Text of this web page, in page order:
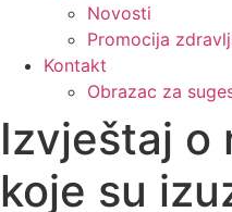
Novosti
Promocija
Kontakt
Obrazac za
Izvještaj o
koje su